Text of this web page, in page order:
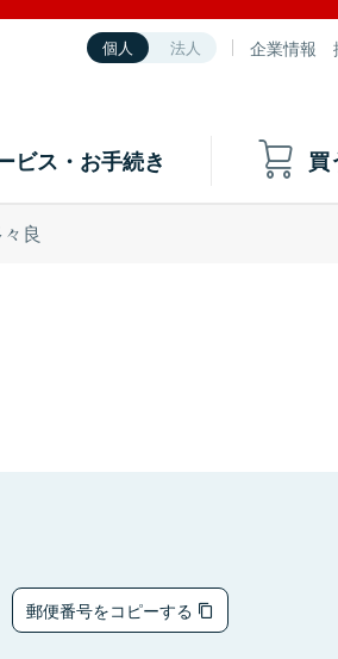
個人 法人 企業情報
ビス・お手続き 買
良
郵便番号をコピーする